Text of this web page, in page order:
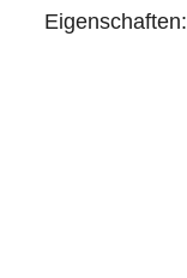
Eigenschaften: